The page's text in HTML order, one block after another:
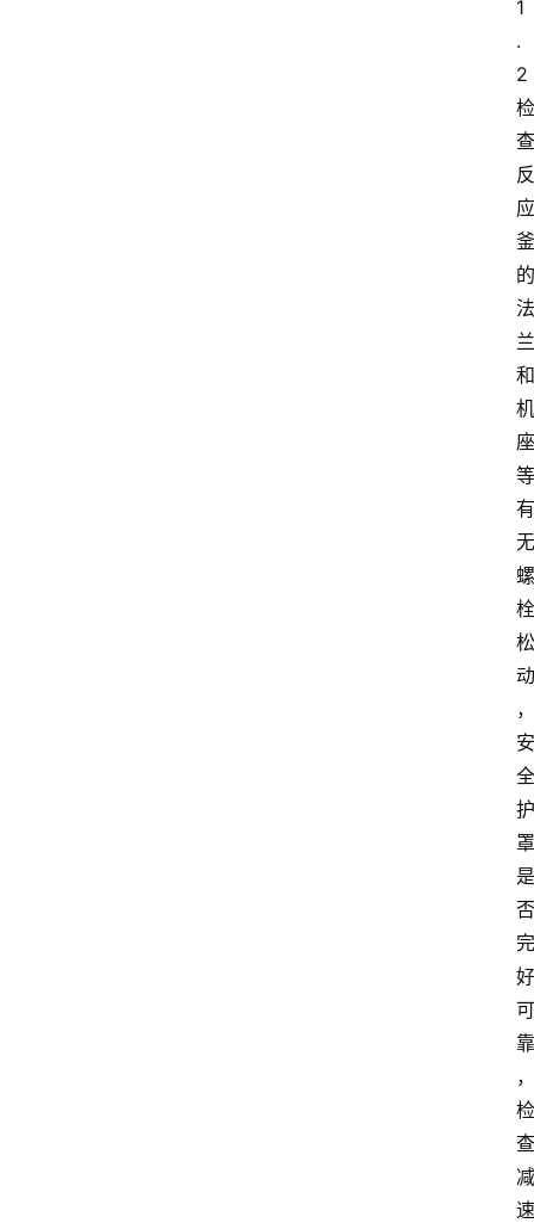
1
.
2
检
查
反
应
釜
的
法
兰
和
机
座
等
有
无
螺
栓
松
动
，
安
全
护
罩
是
否
完
好
可
靠
，
检
查
减
速